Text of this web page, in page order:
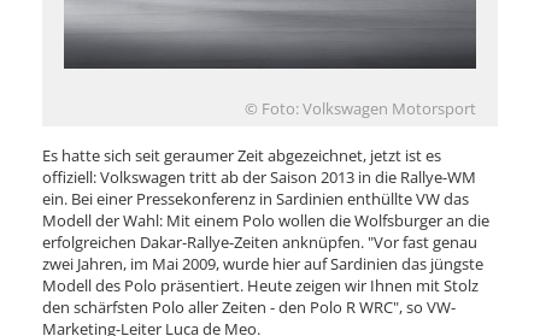
© Foto: Volkswagen Motorsport
Es hatte sich seit geraumer Zeit abgezeichnet, jetzt ist es
offiziell: Volkswagen tritt ab der Saison 2013 in die Rallye-WM
ein. Bei einer Pressekonferenz in Sardinien enthüllte VW das
Modell der Wahl: Mit einem Polo wollen die Wolfsburger an die
erfolgreichen Dakar-Rallye-Zeiten anknüpfen. "Vor fast genau
zwei Jahren, im Mai 2009, wurde hier auf Sardinien das jüngste
Modell des Polo präsentiert. Heute zeigen wir Ihnen mit Stolz
den schärfsten Polo aller Zeiten - den Polo R WRC", so VW-
Marketing-Leiter Luca de Meo.